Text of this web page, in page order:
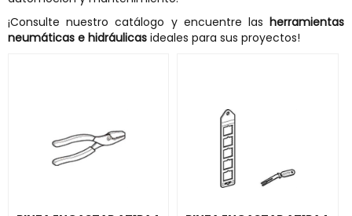
¡Consulte nuestro catálogo y encuentre las herramientas
neumáticas e hidráulicas ideales para sus proyectos!